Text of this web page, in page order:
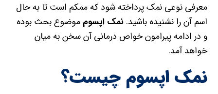
معرفی نوعی نمک پرداخته شود که ممکم است تا به حال
اسم آن را نشنیده باشید. نمک اپسوم موضوع بحث بوده
و در ادامه پیرامون خواص درمانی آن سخن به میان
خواهد آمد.
نمک اپسوم چیست؟